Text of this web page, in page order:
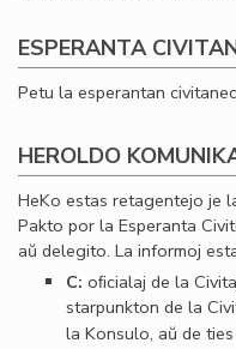
ESPERANTA
Petu la esperantan
HEROLDO
HeKo estas retagentejo je
Pakto por la Esperanta
aŭ delegito. La informoj
C: oﬁcialaj de la
starpunkton de la
la Konsulo, aŭ de